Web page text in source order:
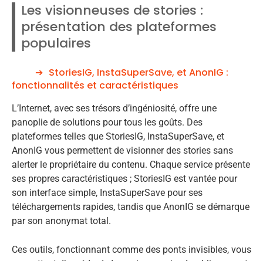
Les visionneuses de stories :
présentation des plateformes
populaires
StoriesIG, InstaSuperSave, et AnonIG :
fonctionnalités et caractéristiques
L’Internet, avec ses trésors d’ingéniosité, offre une
panoplie de solutions pour tous les goûts. Des
plateformes telles que StoriesIG, InstaSuperSave, et
AnonIG vous permettent de visionner des stories sans
alerter le propriétaire du contenu. Chaque service présente
ses propres caractéristiques ; StoriesIG est vantée pour
son interface simple, InstaSuperSave pour ses
téléchargements rapides, tandis que AnonIG se démarque
par son anonymat total.
Ces outils, fonctionnant comme des ponts invisibles, vous